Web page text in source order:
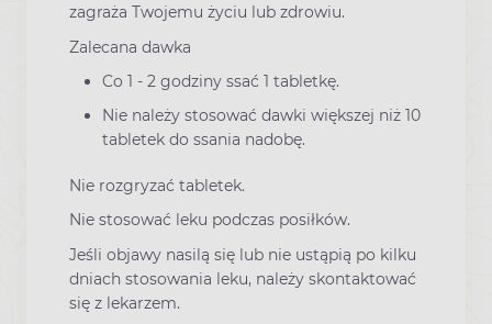
zagraża Twojemu życiu lub zdrowiu.
Zalecana dawka
Co 1 - 2 godziny ssać 1 tabletkę.
Nie należy stosować dawki większej niż 10
tabletek do ssania nadobę.
Nie rozgryzać tabletek.
Nie stosować leku podczas posiłków.
Jeśli objawy nasilą się lub nie ustąpią po kilku
dniach stosowania leku, należy skontaktować
się z lekarzem.